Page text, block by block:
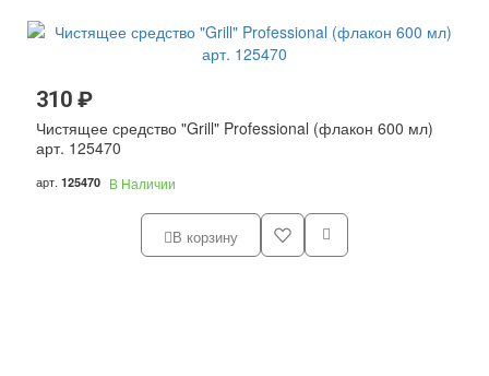
310 ₽
Чистящее средство "Grill" Professional (флакон 600 мл)
арт. 125470
арт. 125470 В Наличии
В корзину